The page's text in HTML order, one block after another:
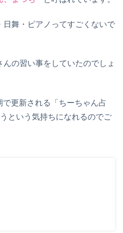
舞・ピアノってすごくないで
の習い事をしていたのでしょ
更新される「ちーちゃん占
という気持ちになれるのでご